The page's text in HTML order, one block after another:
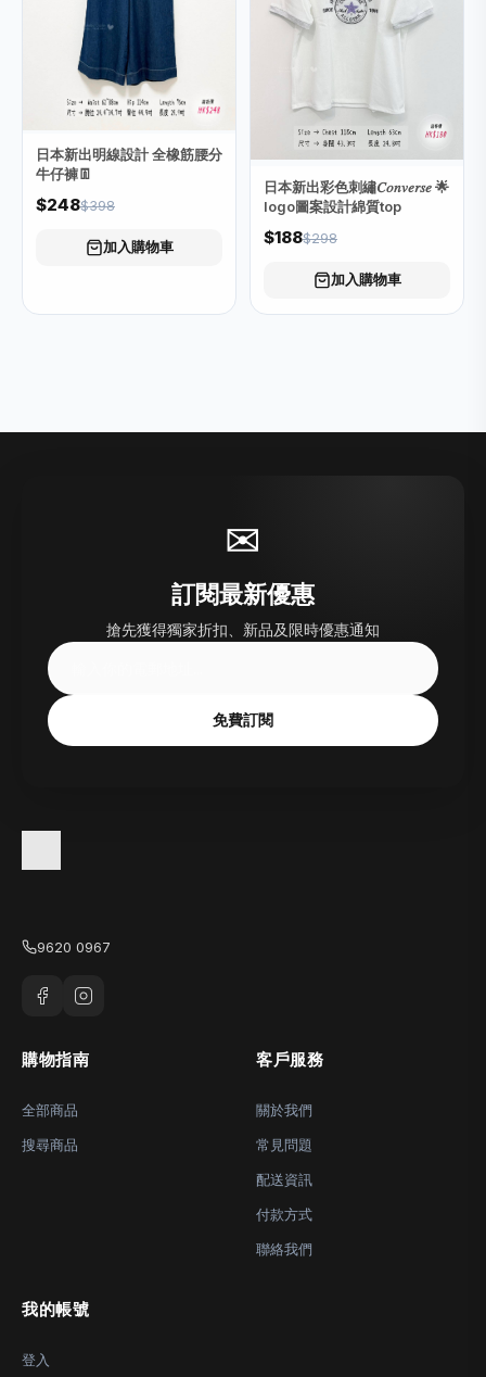
日本新出明線設計 全橡筋腰分
牛仔褲👖
$248$398
加入購物車
日本新出彩色刺繡𝐶𝑜𝑛𝑣𝑒𝑟𝑠𝑒 🌟
logo圖案設計綿質top
$188$298
加入購物車
✉
訂閱最新優惠
搶先獲得獨家折扣、新品及限時優惠通知
免費訂閱
9620 0967
購物指南
全部商品
搜尋商品
客戶服務
關於我們
常見問題
配送資訊
付款方式
聯絡我們
我的帳號
登入